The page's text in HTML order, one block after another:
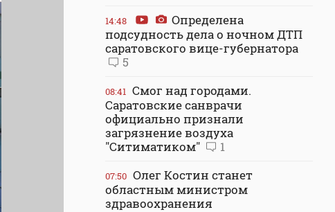
14:48
Определена
подсудность дела о ночном ДТП
саратовского вице-губернатора
5
08:41 Смог над городами.
Саратовские санврачи
официально признали
загрязнение воздуха
"Ситиматиком"
1
07:50 Олег Костин станет
областным министром
здравоохранения